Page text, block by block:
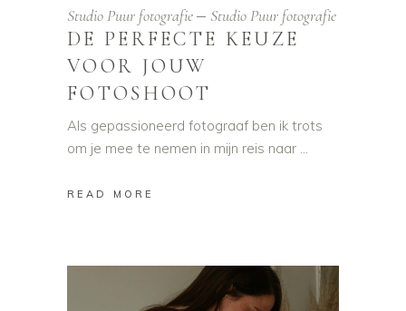
Studio Puur fotografie Studio Puur fotografie
DE PERFECTE KEUZE
VOOR JOUW
FOTOSHOOT
Als gepassioneerd fotograaf ben ik trots
om je mee te nemen in mijn reis naar
READ MORE